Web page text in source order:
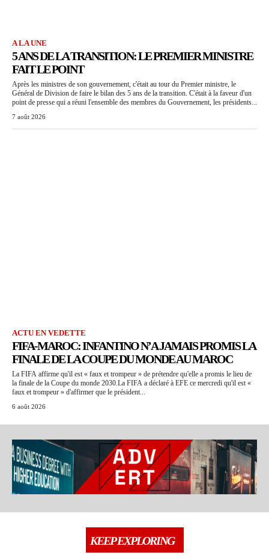
A LA UNE
5 ANS DE LA TRANSITION: LE PREMIER MINISTRE
FAIT LE POINT
Après les ministres de son gouvernement, c'était au tour du Premier ministre, le
Général de Division de faire le bilan des 5 ans de la transition. C'était à la faveur d'un
point de presse qui a réuni l'ensemble des membres du Gouvernement, les présidents...
7 août 2026
ACTU EN VEDETTE
FIFA-MAROC: INFANTINO N’A JAMAIS PROMIS LA
FINALE DE LA COUPE DU MONDE AU MAROC
La FIFA affirme qu'il est « faux et trompeur » de prétendre qu'elle a promis le lieu de
la finale de la Coupe du monde 2030.La FIFA a déclaré à EFE ce mercredi qu'il est «
faux et trompeur » d'affirmer que le président...
6 août 2026
KEEP EXPLORING